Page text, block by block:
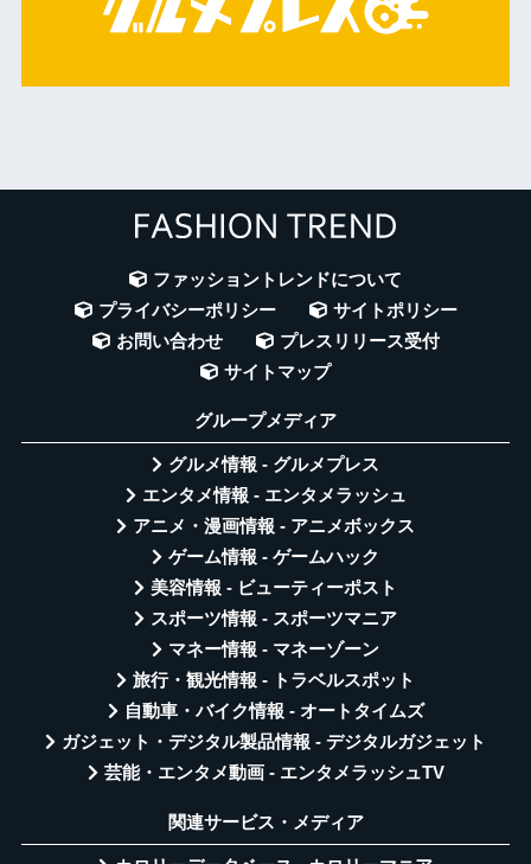
ファッショントレンドについて
プライバシーポリシー
サイトポリシー
お問い合わせ
プレスリリース受付
サイトマップ
グループメディア
グルメ情報 - グルメプレス
エンタメ情報 - エンタメラッシュ
アニメ・漫画情報 - アニメボックス
ゲーム情報 - ゲームハック
美容情報 - ビューティーポスト
スポーツ情報 - スポーツマニア
マネー情報 - マネーゾーン
旅行・観光情報 - トラベルスポット
自動車・バイク情報 - オートタイムズ
ガジェット・デジタル製品情報 - デジタルガジェット
芸能・エンタメ動画 - エンタメラッシュTV
関連サービス・メディア